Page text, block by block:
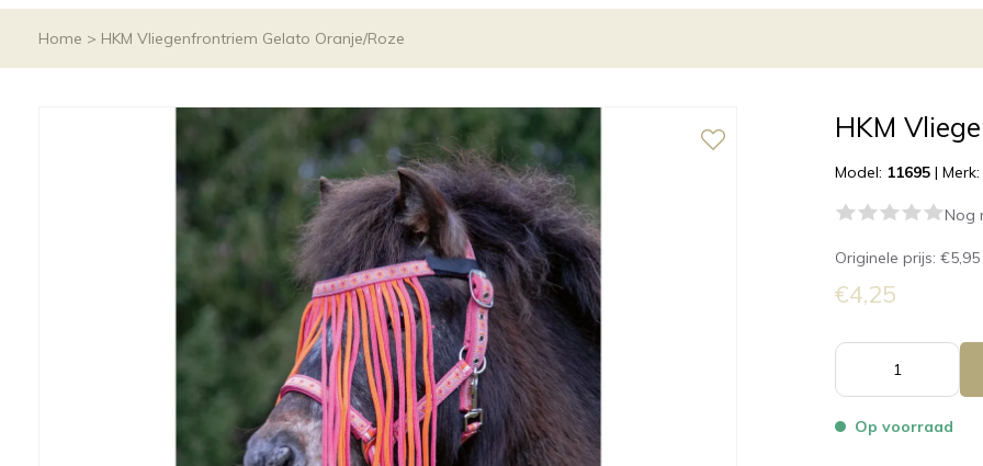
Home > HKM Vliegenfrontriem Gelato Oranje/Roze
HKM
Model: 11695 |Merk:
Nog
Originele prijs:€5,95
€4,25
Op voorraad